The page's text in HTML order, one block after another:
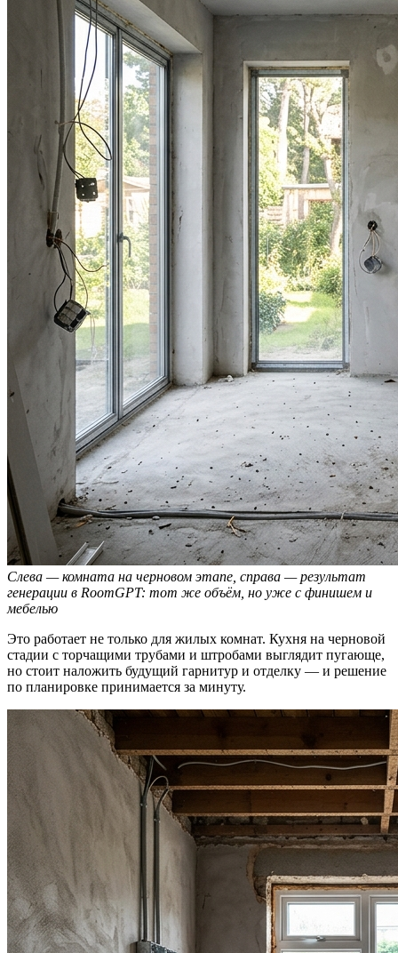
Слева — комната на черновом этапе, справа — результат
генерации в RoomGPT: тот же объём, но уже с финишем и
мебелью
Это работает не только для жилых комнат. Кухня на черновой
стадии с торчащими трубами и штробами выглядит пугающе,
но стоит наложить будущий гарнитур и отделку — и решение
по планировке принимается за минуту.